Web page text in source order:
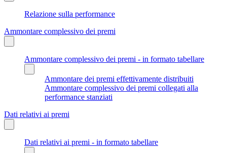
Relazione sulla performance
Ammontare complessivo dei premi
Ammontare complessivo dei premi - in formato tabellare
Ammontare dei premi effettivamente distribuiti
Ammontare complessivo dei premi collegati alla
performance stanziati
Dati relativi ai premi
Dati relativi ai premi - in formato tabellare